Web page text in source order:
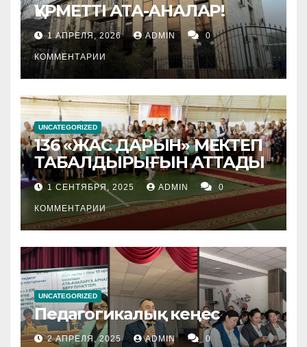
ҚҰРМЕТТІ АТА-АНАЛАР!
1 АПРЕЛЯ, 2026 ADMIN 0
КОММЕНТАРИИ
UNCATEGORIZED
136 «ЖАС ДАРЫН» МЕКТЕП
ТАБАЛДЫРЫҒЫН АТТАДЫ
1 СЕНТЯБРЯ, 2025 ADMIN 0
КОММЕНТАРИИ
UNCATEGORIZED
Педагогикалық кеңес
2 АПРЕЛЯ, 2025 ADMIN 0